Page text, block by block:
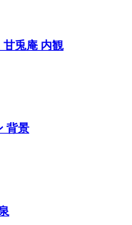
甘兎庵 内観
背景